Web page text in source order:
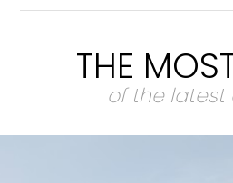
THE
of the latest